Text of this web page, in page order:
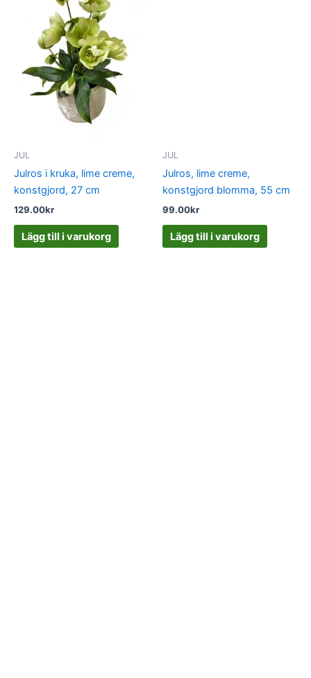
JUL
Julros i kruka, lime creme,
konstgjord, 27 cm
129.00kr
Lägg till i varukorg
JUL
Julros, lime creme,
konstgjord blomma, 55 cm
99.00kr
Lägg till i varukorg